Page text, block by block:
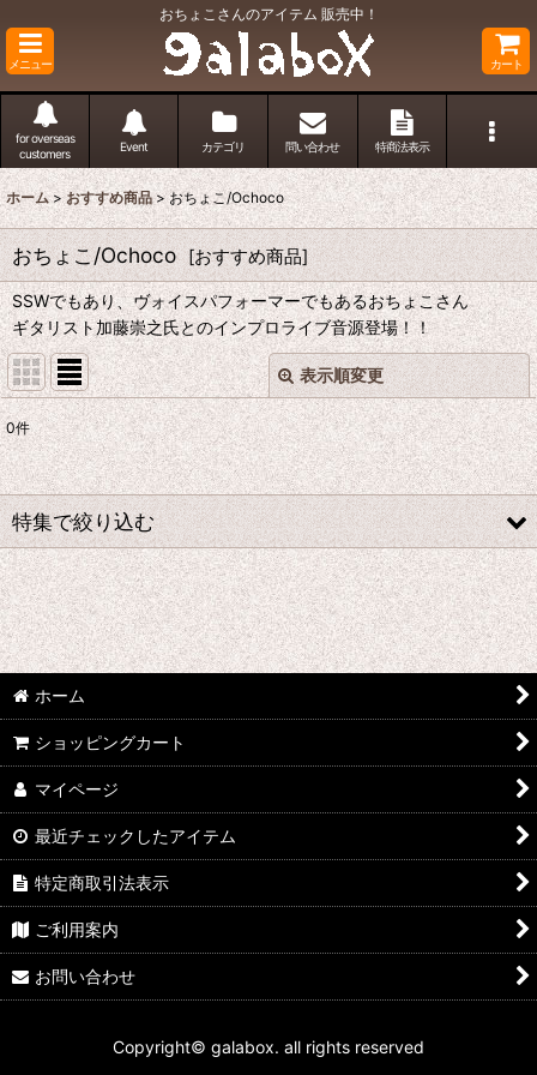
おちょこさんのアイテム 販売中！
メニュー カート
for overseas
customers
Event カテゴリ 問い合わせ 特商法表示
ホーム > おすすめ商品 > おちょこ/Ochoco
おちょこ/Ochoco [おすすめ商品]
SSWでもあり、ヴォイスパフォーマーでもあるおちょこさん
ギタリスト加藤崇之氏とのインプロライブ音源登場！！
表示順変更
表示数:
並び順:
絞り込む
閉じる
0件
特集で絞り込む
★☆★ galabox disx ★☆★
Adam Levy
青山陽一/Yoichi Aoyama
Undercurrent 4
石渡明廣/Akihiro Ishiwatari
イーヨ/eEyo
板倉文/Bun Itakura
今井アレクサンドル/Alexandre Imai
うつみようこ/Yoko Utsumi
太田恵資 / Keisuke Ota
ホーム
ショッピングカート
マイページ
最近チェックしたアイテム
特定商取引法表示
ご利用案内
お問い合わせ
Copyright© galabox. all rights reserved